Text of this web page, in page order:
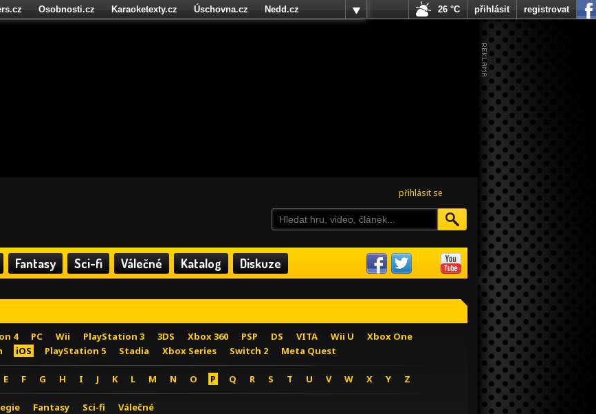
přihlásit se
Fantasy Sci-fi Válečné Katalog Diskuze
4 PC Wii PlayStation 3 3DS Xbox 360 PSP DS VITA Wii U
Xbox One
iOS PlayStation 5 Stadia Xbox Series Switch 2 Meta Quest
E F G H I J K L M N O P Q R S T U V W X Y Z
Fantasy Sci-fi Válečné
Osobnosti.cz Karaoketexty.cz Úschovna.cz
Nedd.cz
26 °C přihlásit registrovat